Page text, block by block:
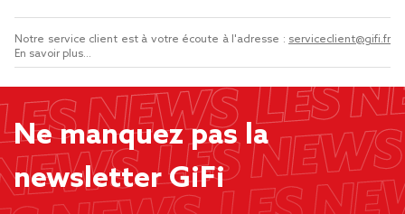
Notre service client est à votre écoute à l'adresse : serviceclient@gifi.fr
En savoir plus...
Ne manquez pas la
newsletter GiFi